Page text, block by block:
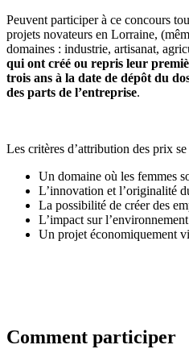
Peuvent participer à ce concours
projets novateurs en Lorraine,
domaines : industrie, artisanat,
qui ont créé ou repris leur
trois ans à la date de dépôt du
des parts de l’entreprise.
Les critères d’attribution des prix
Un domaine où les femmes
L’innovation et l’originalité
La possibilité de créer des
L’impact sur l’environnement
Un projet économiquement
Comment participer